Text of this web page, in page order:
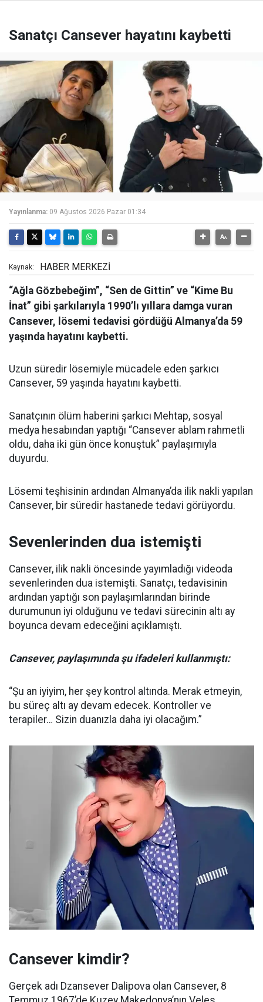
Sanatçı Cansever hayatını kaybetti
Yayınlanma: 09 Ağustos 2026 Pazar 01:34
Kaynak: HABER MERKEZİ
“Ağla Gözbebeğim”, “Sen de Gittin” ve “Kime Bu
İnat” gibi şarkılarıyla 1990’lı yıllara damga vuran
Cansever, lösemi tedavisi gördüğü Almanya’da 59
yaşında hayatını kaybetti.
Uzun süredir lösemiyle mücadele eden şarkıcı
Cansever, 59 yaşında hayatını kaybetti.
Sanatçının ölüm haberini şarkıcı Mehtap, sosyal
medya hesabından yaptığı “Cansever ablam rahmetli
oldu, daha iki gün önce konuştuk” paylaşımıyla
duyurdu.
Lösemi teşhisinin ardından Almanya’da ilik nakli yapılan
Cansever, bir süredir hastanede tedavi görüyordu.
Sevenlerinden dua istemişti
Cansever, ilik nakli öncesinde yayımladığı videoda
sevenlerinden dua istemişti. Sanatçı, tedavisinin
ardından yaptığı son paylaşımlarından birinde
durumunun iyi olduğunu ve tedavi sürecinin altı ay
boyunca devam edeceğini açıklamıştı.
Cansever, paylaşımında şu ifadeleri kullanmıştı:
“Şu an iyiyim, her şey kontrol altında. Merak etmeyin,
bu süreç altı ay devam edecek. Kontroller ve
terapiler… Sizin duanızla daha iyi olacağım.”
Cansever kimdir?
Gerçek adı Dzansever Dalipova olan Cansever, 8